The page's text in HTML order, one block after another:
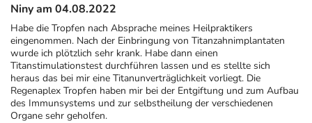
Niny am 04.08.2022
Habe die Tropfen nach Absprache meines Heilpraktikers
eingenommen. Nach der Einbringung von Titanzahnimplantaten
wurde ich plötzlich sehr krank. Habe dann einen
Titanstimulationstest durchführen lassen und es stellte sich
heraus das bei mir eine Titanunverträglichkeit vorliegt. Die
Regenaplex Tropfen haben mir bei der Entgiftung und zum Aufbau
des Immunsystems und zur selbstheilung der verschiedenen
Organe sehr geholfen.